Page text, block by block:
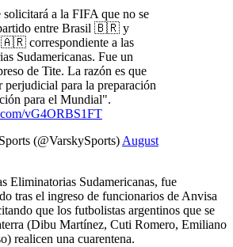
a la FIFA que no se
entre Brasil 🇧🇷 y
correspondiente a las
Sudamericanas. Fue un
de Tite. La razón es que
perjudicial para la preparación
para el Mundial".
vG4ORBS1FT
(@VarskySports)August
Eliminatorias Sudamericanas, fue
tras el ingreso de funcionarios de Anvisa
que los futbolistas argentinos que se
(Dibu Martínez, Cuti Romero, Emiliano
realicen una cuarentena.